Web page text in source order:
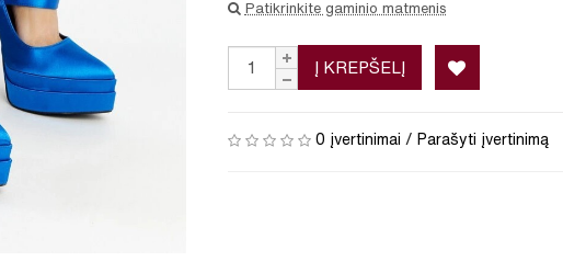
Patikrinkite gaminio matmenis
Į KREPŠELĮ
0 įvertinimai / Parašyti įvertinimą